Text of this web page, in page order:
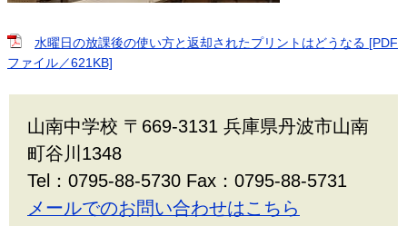
水曜日の放課後の使い方と返却されたプリントはどうなる [PDF
ファイル／621KB]
山南中学校 〒669-3131 兵庫県丹波市山南
町谷川1348
Tel：0795-88-5730 Fax：0795-88-5731
メールでのお問い合わせはこちら